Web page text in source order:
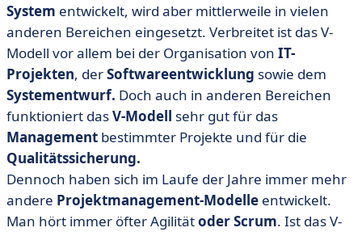
• Das V-Modell XT
• 3 Alternativen zum V-Modell
• Welches Modell für Ihren Erfolg?
System entwickelt, wird aber mittlerweile in vielen
anderen Bereichen eingesetzt. Verbreitet ist das V-
Modell vor allem bei der Organisation von IT-
Projekten, derSoftwareentwicklung sowie dem
Systementwurf. Doch auch in anderen Bereichen
funktioniert dasV-Modell sehr gut für das
Management bestimmter Projekte und für die
Qualitätssicherung.
Dennoch haben sich im Laufe der Jahre immer mehr
andere Projektmanagement-Modelle entwickelt.
Man hört immer öfter Agilitätoder Scrum. Ist das V-